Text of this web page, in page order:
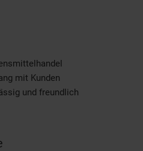
mit Kunden
und freundlich